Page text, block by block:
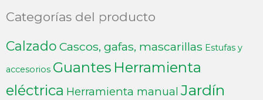
Categorías del producto
Calzado Cascos, gafas, mascarillas Estufas y
accesorios Guantes Herramienta
eléctrica Herramienta manual Jardín